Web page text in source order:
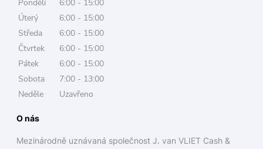
Pondělí
6:00 - 15:00
Úterý
6:00 - 15:00
Středa
6:00 - 15:00
Čtvrtek
6:00 - 15:00
Pátek
6:00 - 15:00
Sobota
7:00 - 13:00
Neděle
Uzavřeno
O nás
Mezinárodně uznávaná společnost J. van VLIET Cash &